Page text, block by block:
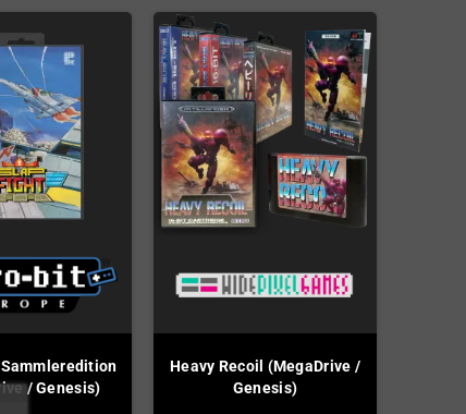
/ Genesis)
Heavy Recoil (MegaDrive /
Genesis)